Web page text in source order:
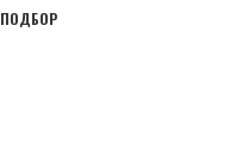
ПОДБОР